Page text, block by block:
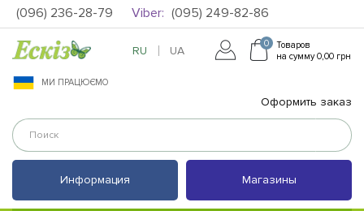
(096) 236-28-79 Viber: (095) 249-82-86
МИ ПРАЦЮЄМО
Оформить заказ
RU UA Товаров
0
на сумму 0,00 грн
Информация Магазины